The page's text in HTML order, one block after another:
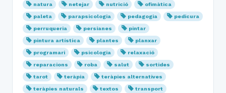
natura netejar nutrició
ofimàtica
paleta
parapsicologia pedagogia
pedicura
perruqueria
persianes
pintar
pintura artística
plantes
planxar
programari
psicologia
relaxació
reparacions
roba salut
sortides
tarot
teràpia
teràpies alternatives
teràpies naturals
textos
transport